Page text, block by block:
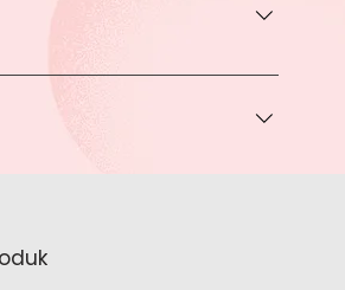
Anda dapatkan apabila